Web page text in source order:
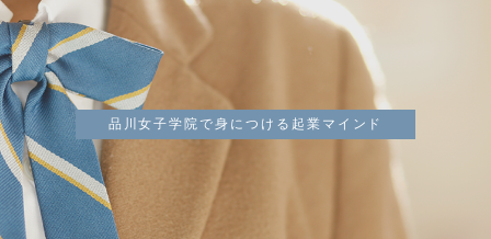
品川女子学院で身につける起業マインド